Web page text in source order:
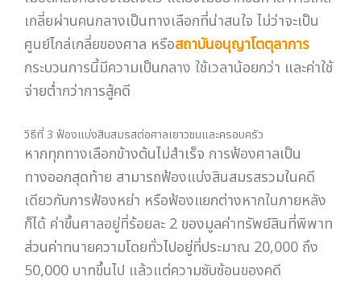
หากทุกทางเลือกข้างต้นไม่สำเร็จ การฟ้องศาลเป็น
ทางออกสุดท้าย สามารถฟ้องแบ่งสินสมรสรวมในคดี
เดียวกับการฟ้องหย่า หรือฟ้องแยกต่างหากในภายหลัง
ก็ได้ ค่าขึ้นศาลอยู่ที่ร้อยละ 2 ของมูลค่าทรัพย์สินที่พิพาท
50,000 บาทขึ้นไป แล้วแต่ความซับซ้อนของคดี
ระยะเวลาดำเนินคดีจะแตกต่างกันไป หากจำเลยไม่มา
ต่อสู้ อาจได้คำพิพากษาภายในประมาณ 3 เดือน แต่ถ้า
ต้องสืบพยานเต็มรูปแบบ อาจใช้เวลานานกว่านั้น